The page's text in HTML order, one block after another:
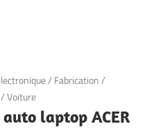
/ Fabrication/
/Voiture
laptop ACER